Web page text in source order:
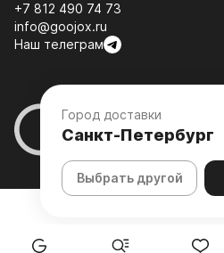
+7 812 490 74 73
info@goojox.ru
Наш телеграм
Город доставки
Санкт-Петербург
Выбрать другой